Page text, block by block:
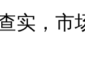
实，市